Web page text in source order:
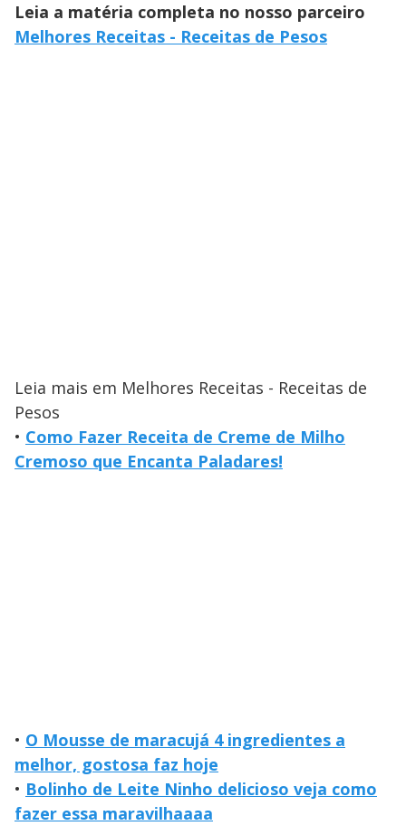
Leia a matéria completa no nosso parceiro
Melhores Receitas - Receitas de Pesos
Leia mais em Melhores Receitas - Receitas de
Pesos
• Como Fazer Receita de Creme de Milho
Cremoso que Encanta Paladares!
• O Mousse de maracujá 4 ingredientes a
melhor, gostosa faz hoje
• Bolinho de Leite Ninho delicioso veja como
fazer essa maravilhaaaa